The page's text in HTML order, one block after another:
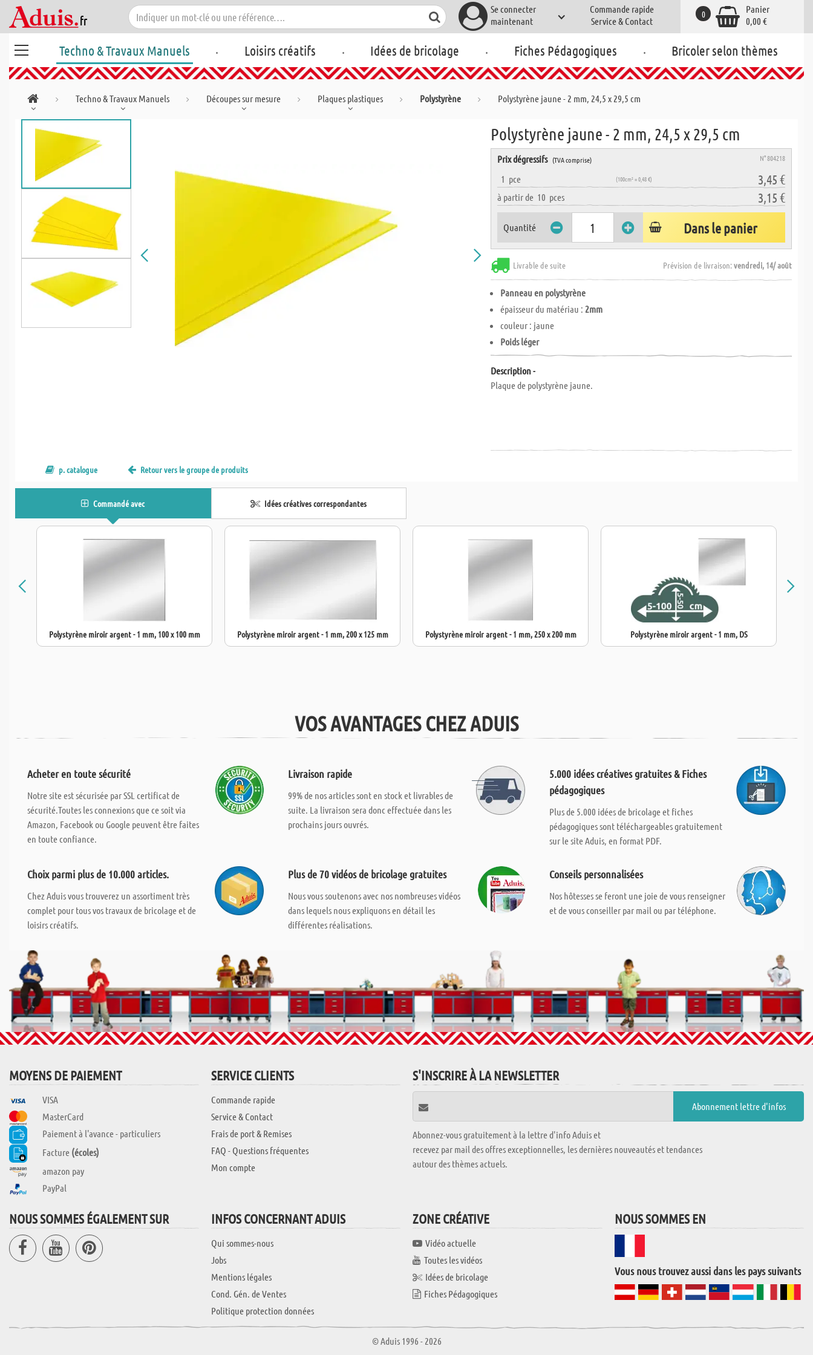
Se connecter
maintenant
Commande rapide
Service & Contact
Panier
0,00 €
0
Techno & Travaux Manuels . Loisirs créatifs . Idées de bricolage . Fiches Pédagogiques . Bricoler selon thèmes
Techno & Travaux Manuels Découpes sur mesure Plaques plastiques Polystyrène Polystyrène jaune - 2 mm, 24,5 x 29,5 cm
Polystyrène jaune - 2 mm, 24,5 x 29,5 cm
Prix dégressifs (TVA comprise) N° 804218
1 pce (100cm² = 0,48 €) 3,45 €
à partir de 10 pces 3,15 €
Quantité Dans le panier
Livrable de suite Prévision de livraison:vendredi, 14/ août
Panneau en polystyrène
épaisseur du matériau :2mm
couleur : jaune
Poids léger
Description -
Plaque de polystyrène jaune.
p. catalogue Retour vers le groupe de produits
Commandé avec Idées créatives correspondantes
Polystyrène miroir argent - 1 mm, 100 x 100 mm Polystyrène miroir argent - 1 mm, 200 x 125 mm Polystyrène miroir argent - 1 mm, 250 x 200 mm Polystyrène miroir argent - 1 mm, DS
VOS AVANTAGES CHEZ ADUIS
Acheter en toute sécurité
Notre site est sécurisée par SSL certificat de
sécurité.Toutes les connexions que ce soit via
Amazon, Facebook ou Google peuvent être faites
en toute confiance.
Livraison rapide
99% de nos articles sont en stock et livrables de
suite. La livraison sera donc effectuée dans les
prochains jours ouvrés.
5.000 idées créatives gratuites & Fiches
pédagogiques
Plus de 5.000 idées de bricolage et fiches
pédagogiques sont téléchargeables gratuitement
sur le site Aduis, en format PDF.
Choix parmi plus de 10.000 articles.
Chez Aduis vous trouverez un assortiment très
complet pour tous vos travaux de bricolage et de
loisirs créatifs.
Plus de 70 vidéos de bricolage gratuites
Nous vous soutenons avec nos nombreuses vidéos
dans lequels nous expliquons en détail les
différentes réalisations.
Conseils personnalisées
Nos hôtesses se feront une joie de vous renseigner
et de vous conseiller par mail ou par téléphone.
MOYENS DE PAIEMENT
VISA
MasterCard
Paiement à l'avance - particuliers
Facture (écoles)
amazon pay
PayPal
SERVICE CLIENTS
Commande rapide
Service & Contact
Frais de port & Remises
FAQ - Questions fréquentes
Mon compte
S'INSCRIRE À LA NEWSLETTER
Abonnez-vous gratuitement à la lettre d'info Aduis et
recevez par mail des offres exceptionnelles, les dernières nouveautés et tendances
autour des thèmes actuels.
NOUS SOMMES ÉGALEMENT SUR INFOS CONCERNANT ADUIS
Qui sommes-nous
Jobs
Mentions légales
Cond. Gén. de Ventes
Politique protection données
ZONE CRÉATIVE
Vidéo actuelle
Toutes les vidéos
Idées de bricolage
Fiches Pédagogiques
NOUS SOMMES EN
Vous nous trouvez aussi dans les pays suivants
© Aduis 1996 - 2026